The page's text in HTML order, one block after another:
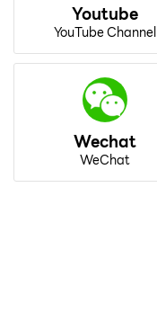
Youtube
YouTube Channel
Wechat
WeChat